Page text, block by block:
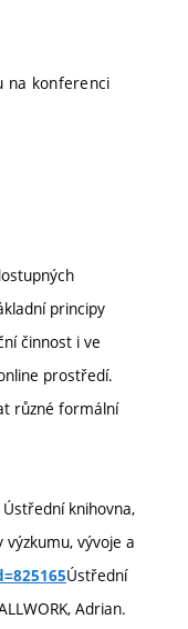
na konferenci
principy
činnost i ve
prostředí.
různé formální
Ústřední knihovna,
vývoje a
Ústřední
Adrian.